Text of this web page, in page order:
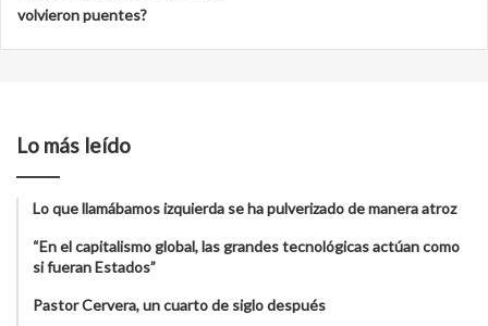
volvieron puentes?
Lo más leído
Lo que llamábamos izquierda se ha pulverizado de manera atroz
“En el capitalismo global, las grandes tecnológicas actúan como
si fueran Estados”
Pastor Cervera, un cuarto de siglo después